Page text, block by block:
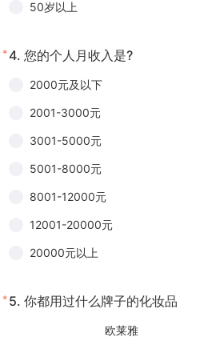
50岁以上
* 4. 您的个人月收入是?
2000元及以下
2001-3000元
3001-5000元
5001-8000元
8001-12000元
12001-20000元
20000元以上
* 5. 你都用过什么牌子的化妆品
欧莱雅